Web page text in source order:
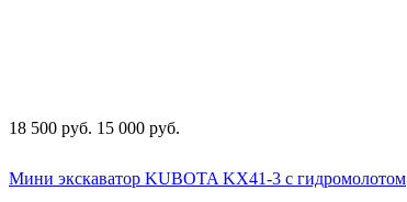
18 500 руб. 15 000 руб.
Мини экскаватор KUBOTA KX41-3 с гидромолотом